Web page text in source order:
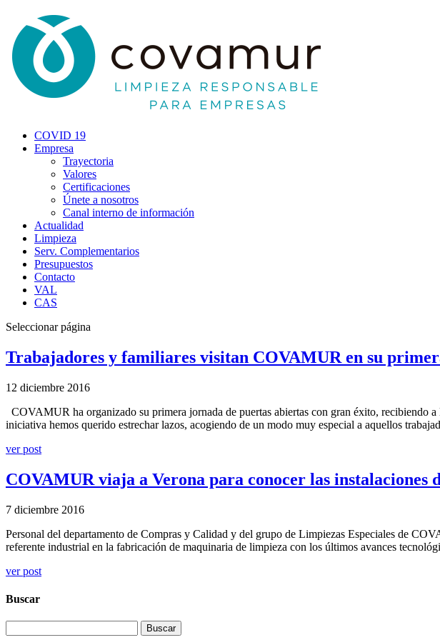
COVID 19
Empresa
Trayectoria
Valores
Certificaciones
Únete a nosotros
Canal interno de información
Actualidad
Limpieza
Serv. Complementarios
Presupuestos
Contacto
VAL
CAS
Seleccionar página
Trabajadores y familiares visitan COVAMUR en su
12 diciembre 2016
COVAMUR ha organizado su primera jornada de puertas abiertas con gran éxito, recibiendo
iniciativa hemos querido estrechar lazos, acogiendo de un modo muy especial a aquellos
ver post
COVAMUR viaja a Verona para conocer las instalaciones
7 diciembre 2016
Personal del departamento de Compras y Calidad y del grupo de Limpiezas Especiales de
referente industrial en la fabricación de maquinaria de limpieza con los últimos avances
ver post
Buscar